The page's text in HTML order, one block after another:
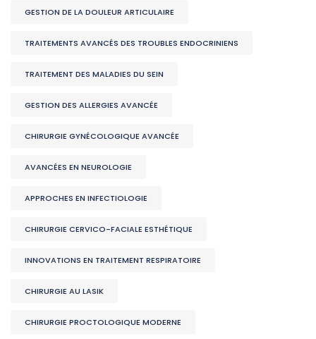
GESTION DE LA DOULEUR ARTICULAIRE
TRAITEMENTS AVANCÉS DES TROUBLES ENDOCRINIENS
TRAITEMENT DES MALADIES DU SEIN
GESTION DES ALLERGIES AVANCÉE
CHIRURGIE GYNÉCOLOGIQUE AVANCÉE
AVANCÉES EN NEUROLOGIE
APPROCHES EN INFECTIOLOGIE
CHIRURGIE CERVICO-FACIALE ESTHÉTIQUE
INNOVATIONS EN TRAITEMENT RESPIRATOIRE
CHIRURGIE AU LASIK
CHIRURGIE PROCTOLOGIQUE MODERNE